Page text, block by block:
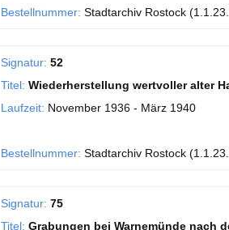
Bestellnummer: Stadtarchiv Rostock
Signatur: 52
Titel: Wiederherstellung wertvoller alter
Laufzeit: November 1936 - März 1940
Bestellnummer: Stadtarchiv Rostock
Signatur: 75
Titel: Grabungen bei Warnemünde nach